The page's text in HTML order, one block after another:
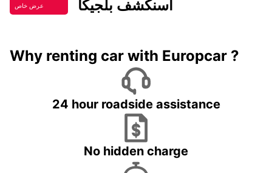
عرض خاص اسنكشف بلجيكا
Why renting car with Europcar ?
24 hour roadside assistance
No hidden charge